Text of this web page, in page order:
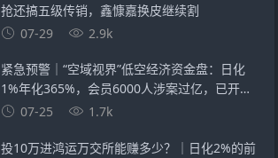
抢还搞五级传销，鑫慷嘉换皮继续割
07-29
2.9k
紧急预警｜“空域视界”低空经济资金盘：日化
1%年化365%，会员6000人涉案过亿，已开始
单割封号——智航智引怎么崩的，它就怎么崩
07-25 1.7k
投10万进鸿运万交所能赚多少？｜日化2%的前